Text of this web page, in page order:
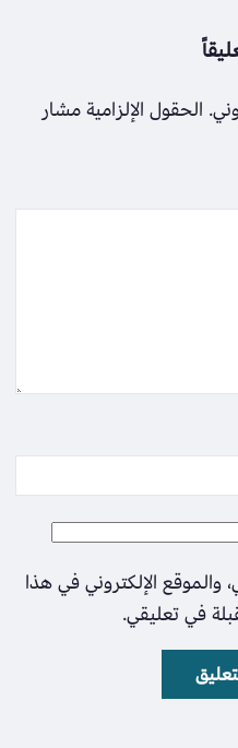
الحقول الإلزامية مشار
والموقع الإلكتروني في هذا
في تعليقي.